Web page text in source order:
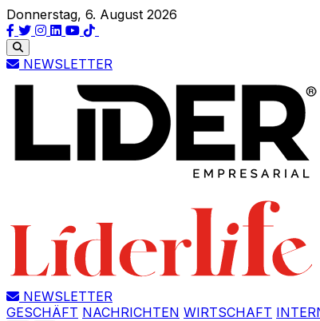
Donnerstag, 6. August 2026
NEWSLETTER
NEWSLETTER
GESCHÄFT NACHRICHTEN WIRTSCHAFT